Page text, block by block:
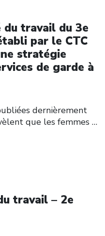
du travail du 3e
par le CTC
stratégie
de garde à
dernièrement
que les femmes …
travail – 2e